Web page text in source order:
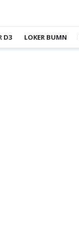
D3 LOKER BUMN